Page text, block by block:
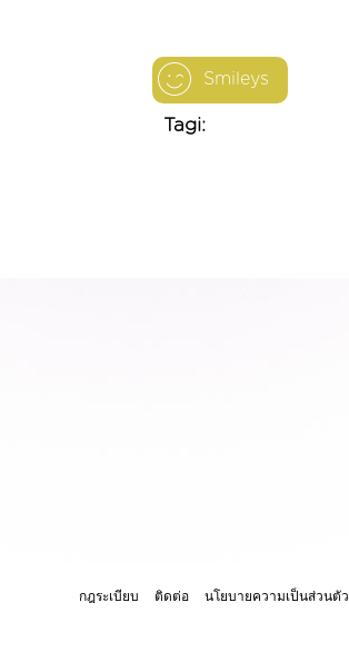
Smileys
Tagi:
กฎระเบียบ ติดต่อ นโยบายความเป็นส่วนตัว